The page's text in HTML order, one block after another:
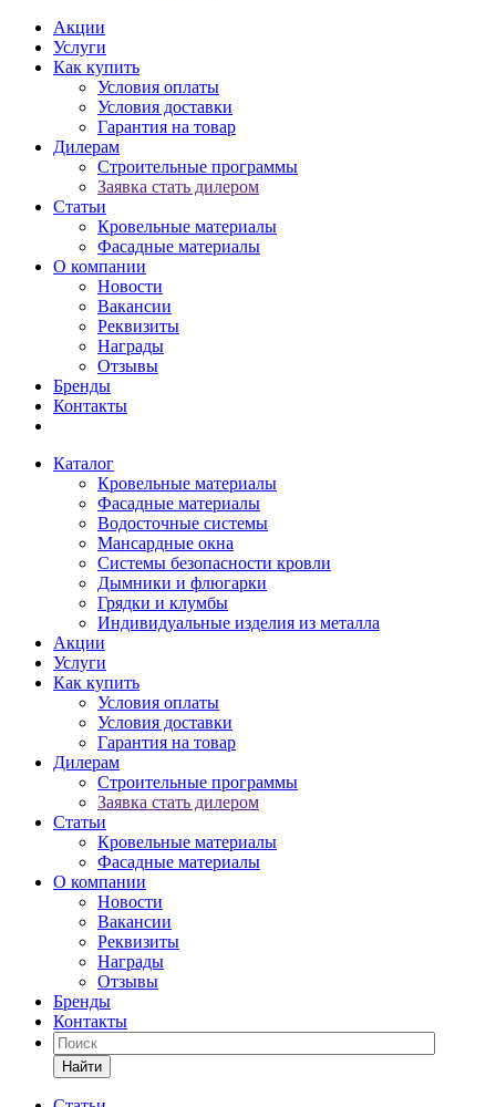
Акции
Услуги
Как купить
Условия оплаты
Условия доставки
Гарантия на товар
Дилерам
Строительные программы
Заявка стать дилером
Статьи
Кровельные материалы
Фасадные материалы
О компании
Новости
Вакансии
Реквизиты
Награды
Отзывы
Бренды
Контакты
Каталог
Кровельные материалы
Фасадные материалы
Водосточные системы
Мансардные окна
Системы безопасности кровли
Дымники и флюгарки
Грядки и клумбы
Индивидуальные изделия из металла
Акции
Услуги
Как купить
Условия оплаты
Условия доставки
Гарантия на товар
Дилерам
Строительные программы
Заявка стать дилером
Статьи
Кровельные материалы
Фасадные материалы
О компании
Новости
Вакансии
Реквизиты
Награды
Отзывы
Бренды
Контакты
Найти